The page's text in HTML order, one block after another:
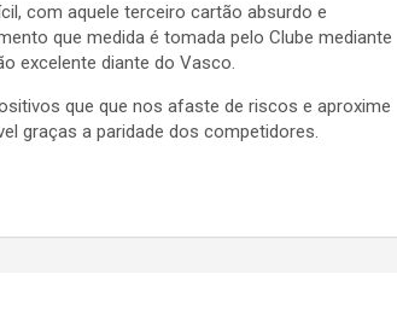
com aquele terceiro cartão absurdo e
que medida é tomada pelo Clube mediante
excelente diante do Vasco.
que que nos afaste de riscos e aproxime
graças a paridade dos competidores.